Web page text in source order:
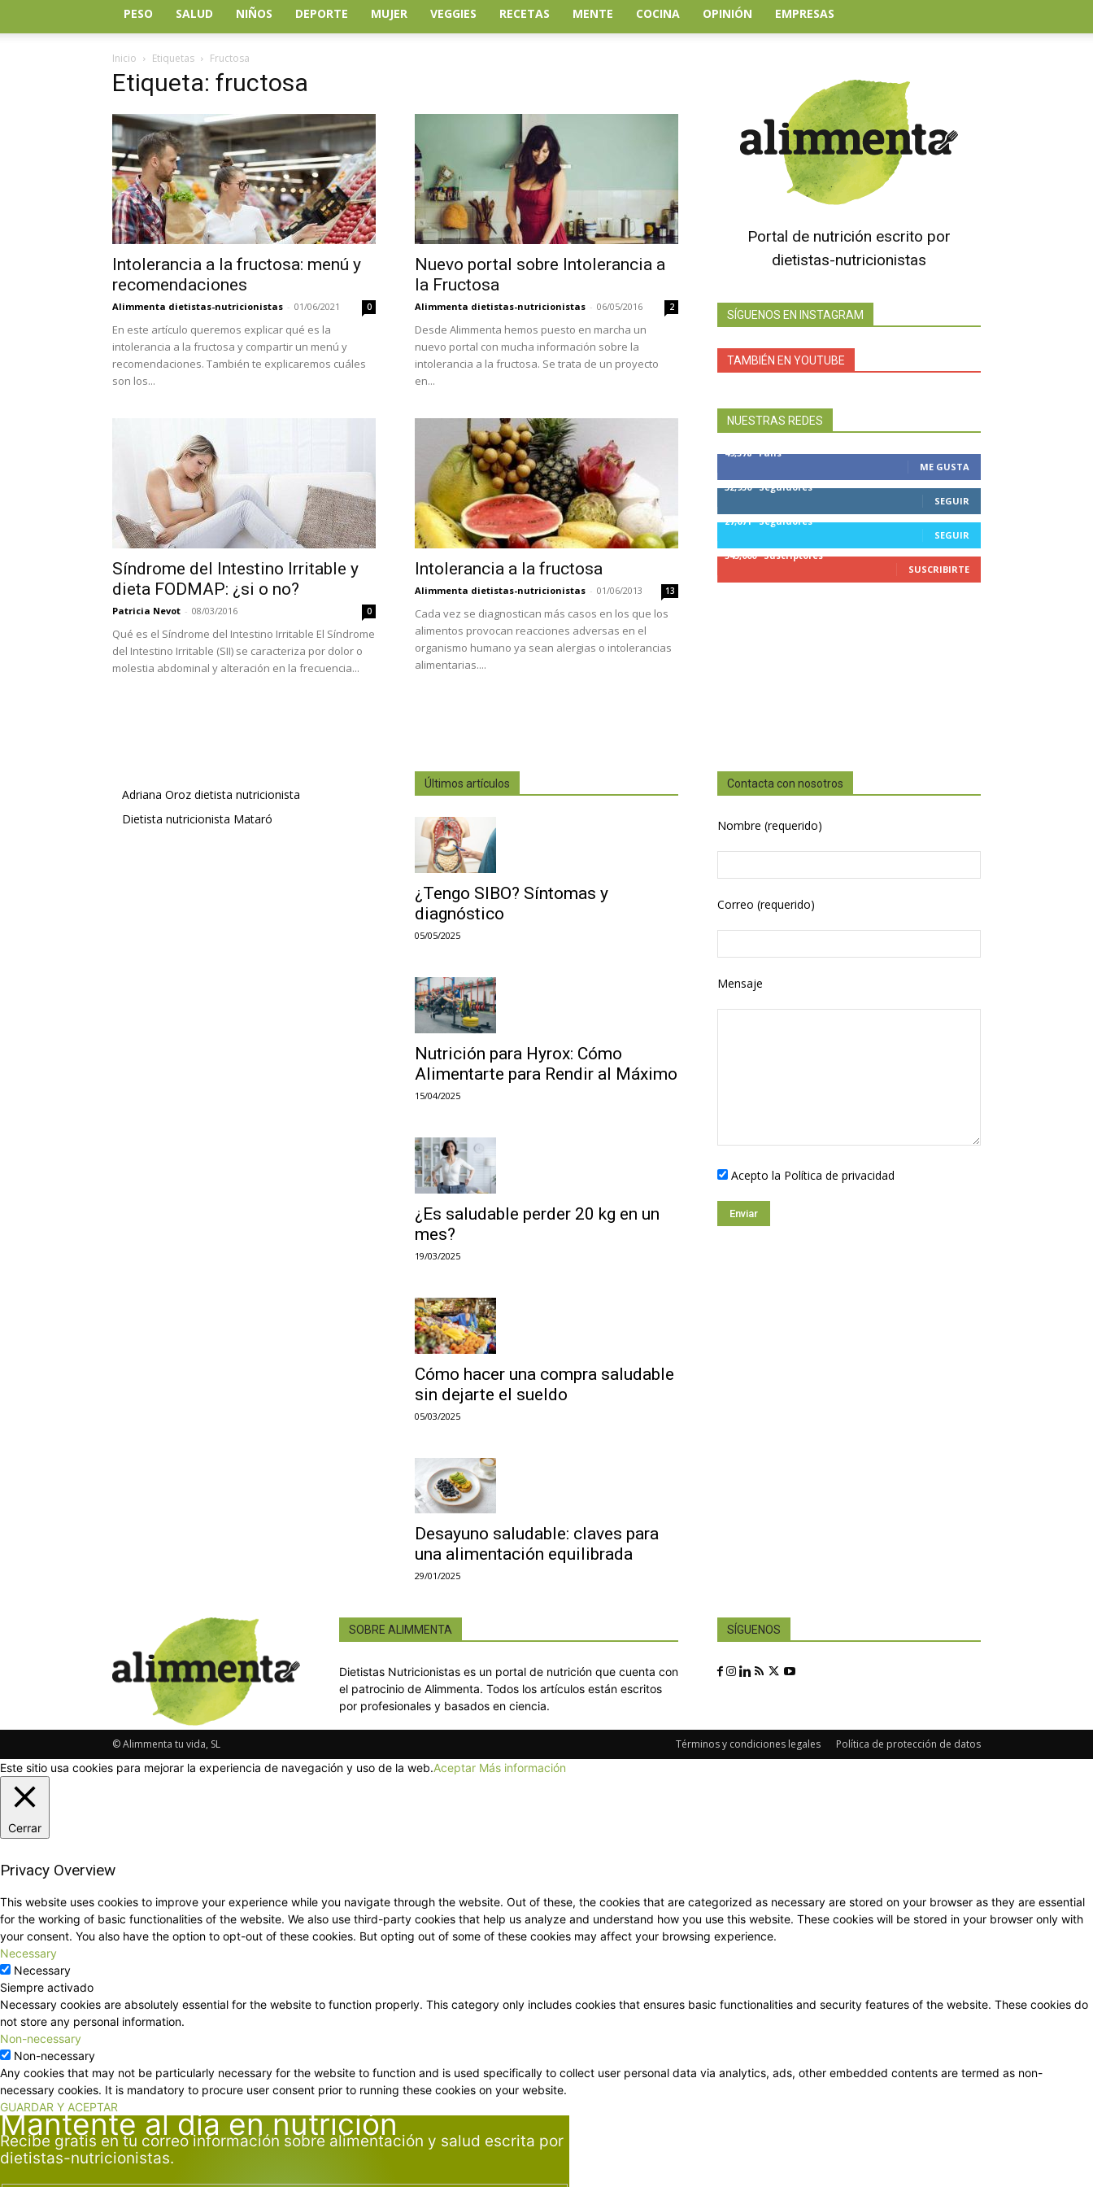
PESO SALUD NIÑOS DEPORTE MUJER VEGGIES RECETAS MENTE COCINA OPINIÓN EMPRESAS
Inicio Etiquetas Fructosa
Etiqueta: fructosa
Intolerancia a la fructosa: menú y
recomendaciones
Alimmenta dietistas-nutricionistas - 01/06/2021 0
En este artículo queremos explicar qué es la
intolerancia a la fructosa y compartir un menú y
recomendaciones. También te explicaremos cuáles
son los...
Nuevo portal sobre Intolerancia a
la Fructosa
Alimmenta dietistas-nutricionistas - 06/05/2016 2
Desde Alimmenta hemos puesto en marcha un
nuevo portal con mucha información sobre la
intolerancia a la fructosa. Se trata de un proyecto
en...
Síndrome del Intestino Irritable y
dieta FODMAP: ¿si o no?
Patricia Nevot - 08/03/2016 0
Qué es el Síndrome del Intestino Irritable El Síndrome
del Intestino Irritable (SII) se caracteriza por dolor o
molestia abdominal y alteración en la frecuencia...
Intolerancia a la fructosa
Alimmenta dietistas-nutricionistas - 01/06/2013 13
Cada vez se diagnostican más casos en los que los
alimentos provocan reacciones adversas en el
organismo humano ya sean alergias o intolerancias
alimentarias....
Portal de nutrición escrito por
dietistas-nutricionistas
SÍGUENOS EN INSTAGRAM
TAMBIÉN EN YOUTUBE
NUESTRAS REDES
49,578 Fans
ME GUSTA
32,950 Seguidores
SEGUIR
27,671 Seguidores
SEGUIR
545,000 Suscriptores
SUSCRIBIRTE
Adriana Oroz dietista nutricionista
Dietista nutricionista Mataró
Últimos artículos
¿Tengo SIBO? Síntomas y
diagnóstico
05/05/2025
Nutrición para Hyrox: Cómo
Alimentarte para Rendir al Máximo
15/04/2025
¿Es saludable perder 20 kg en un
mes?
19/03/2025
Cómo hacer una compra saludable
sin dejarte el sueldo
05/03/2025
Desayuno saludable: claves para
una alimentación equilibrada
29/01/2025
Contacta con nosotros
Nombre (requerido)
Correo (requerido)
Mensaje
Acepto la Política de privacidad
SOBRE ALIMMENTA
Dietistas Nutricionistas es un portal de nutrición que cuenta con
el patrocinio de Alimmenta. Todos los artículos están escritos
por profesionales y basados en ciencia.
SÍGUENOS
Términos y condiciones legales Política de protección de datos
© Alimmenta tu vida, SL
Este sitio usa cookies para mejorar la experiencia de navegación y uso de la web.Aceptar Más información
Cerrar
Privacy Overview
This website uses cookies to improve your experience while you navigate through the website. Out of these, the cookies that are categorized as necessary are stored on your browser as they are essential
for the working of basic functionalities of the website. We also use third-party cookies that help us analyze and understand how you use this website. These cookies will be stored in your browser only with
your consent. You also have the option to opt-out of these cookies. But opting out of some of these cookies may affect your browsing experience.
Necessary
Necessary
Siempre activado
Necessary cookies are absolutely essential for the website to function properly. This category only includes cookies that ensures basic functionalities and security features of the website. These cookies do
not store any personal information.
Non-necessary
Non-necessary
Any cookies that may not be particularly necessary for the website to function and is used specifically to collect user personal data via analytics, ads, other embedded contents are termed as non-
necessary cookies. It is mandatory to procure user consent prior to running these cookies on your website.
GUARDAR Y ACEPTAR
Mantente al día en nutrición
Recibe gratis en tu correo información sobre alimentación y salud escrita por
dietistas-nutricionistas.